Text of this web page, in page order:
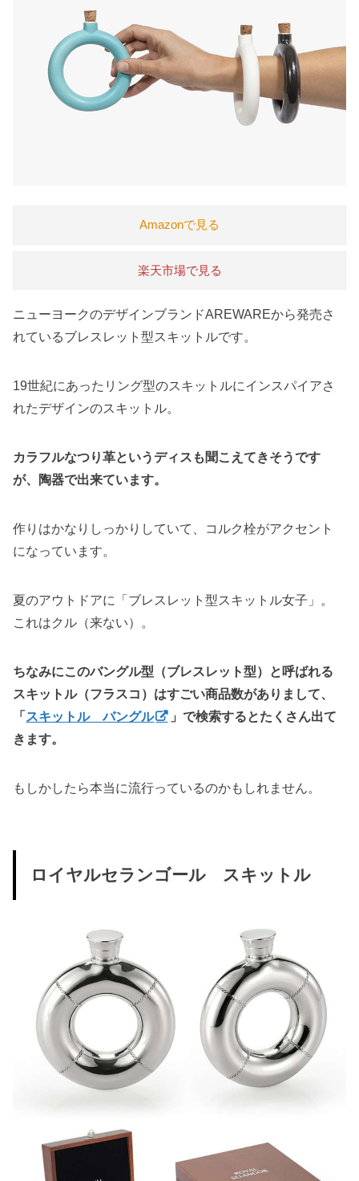
Amazonで見る
楽天市場で見る
ニューヨークのデザインブランドAREWAREから発売さ
れているブレスレット型スキットルです。
19世紀にあったリング型のスキットルにインスパイアさ
れたデザインのスキットル。
カラフルなつり革というディスも聞こえてきそうです
が、陶器で出来ています。
作りはかなりしっかりしていて、コルク栓がアクセント
になっています。
夏のアウトドアに「ブレスレット型スキットル女子」。
これはクル（来ない）。
ちなみにこのバングル型（ブレスレット型）と呼ばれる
スキットル（フラスコ）はすごい商品数がありまして、
「スキットル バングル
」で検索するとたくさん出て
きます。
もしかしたら本当に流行っているのかもしれません。
ロイヤルセランゴール スキットル